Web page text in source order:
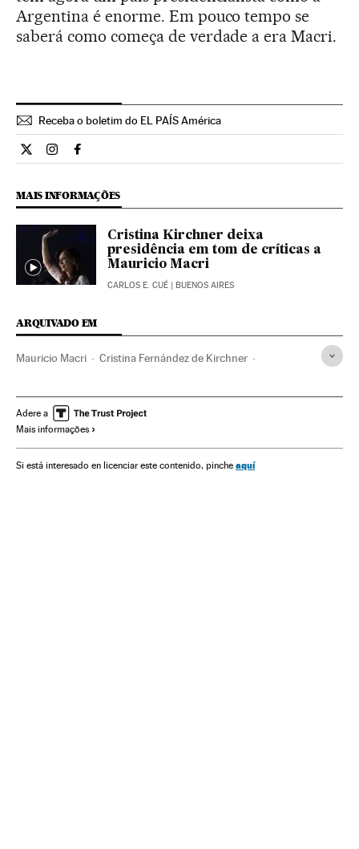
Argentina é enorme. Em pouco tempo se
saberá como começa de verdade a era Macri.
Receba o boletim do EL PAÍS América
Internacional El País Brasil en Twitter
Internacional El País Brasil en Instagram
Internacional El País Brasil en Facebook
MAIS INFORMAÇÕES
Cristina Kirchner deixa
presidência em tom de críticas a
Mauricio Macri
CARLOS E. CUÉ | BUENOS AIRES
ARQUIVADO EM
Mauricio Macri Cristina Fernández de Kirchner
Ideologias América do Sul
Eleições Argentina 2015
Adere a
Mais informações
Si está interesado en licenciar este contenido, pinche aquí